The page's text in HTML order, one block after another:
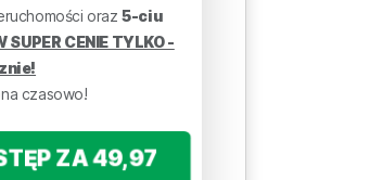
oraz5-ciu
SUPER CENIE TYLKO -
czasowo!
ZA 49,97